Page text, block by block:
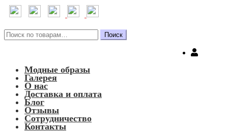
Искать: Поиск
Модные образы
Галерея
О нас
Доставка и оплата
Блог
Отзывы
Сотрудничество
Контакты